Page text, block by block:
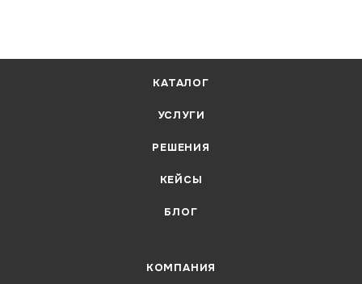
КАТАЛОГ
УСЛУГИ
РЕШЕНИЯ
КЕЙСЫ
БЛОГ
КОМПАНИЯ